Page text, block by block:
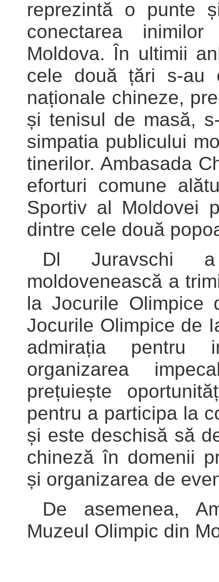
reprezintă o punte
conectarea
Moldova. În ultimii
cele două țări s-au
naționale chineze,
și tenisul de masă,
simpatia publicului
tinerilor. Ambasada
eforturi comune
Sportiv al Moldovei
dintre cele două
Dl Juravschi
moldovenească a
la Jocurile
Jocurile Olimpice de
admirația pentru
organizarea
prețuiește
pentru a participa la
și este deschisă să
chineză în domenii
și organizarea de
De asemenea,
Muzeul Olimpic din